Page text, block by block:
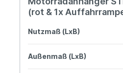
(rot & 1x
Nutzmaß (LxB)
Außenmaß (LxB)